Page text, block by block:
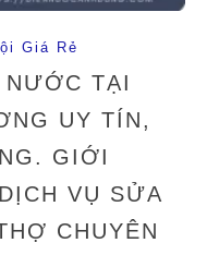
Giá Rẻ
TẠI
UY TÍN,
GIỚI
VỤ SỬA
CHUYÊN